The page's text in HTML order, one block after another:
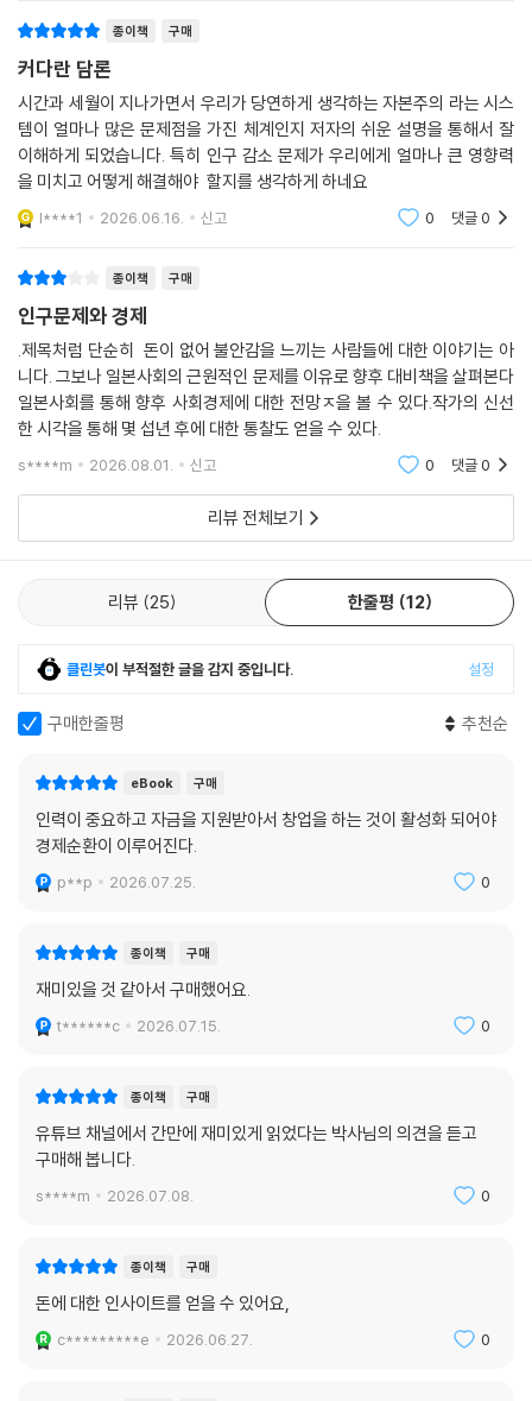
이더라도 돈이 순환하면 된다고 생각했다. 중요한 것은 ‘무엇에 쓸 것인
가?’가 아니라 ‘얼마나 쓸 것인가?’였으며 경제 효과나 GDP라는 숫자가
그 생각을 뒷받침하는 지표로 중시되었다. 그러나 이 생각에는 사람도 물
건도 풍부하게 존재한다는 전제가 깔려 있다.
--- 「제6장 '돈만 있으면'의 종말」 중에서
개인이 주식 투자를 시작해도 기업에는 그 돈이 거의 전달되지 않는다. “주
궤변일 뿐이다. 기업으로서는 주식보다 자사의 제품을 사 주는 편이 훨씬
식이 아니라 자사의 제품이다. 융자든 투자든 금융의 본래 역할은 ‘도전하
고 싶은 사람’에게 돈을 융통하는 것이다. 빵집을 열고 싶은 사람이나 표고
버섯의 재배법을 연구하는 회사에 자금을 전달하는 게 금융의 역할이다.
경제는 그들이 새로운 가치를 만들어 낼 때 비로소 성장한다. 돈 자체에는
아무런 힘도 없다. 누군가가 “무엇인가를 시작하고 싶습니다”라며 손을 들
때 비로소 힘을 발휘한다.
--- 「제7장 투자는 '나누는 것'이 아니라 '빼앗는 것'」 중에서
회에서 이 교육이 정말로 아이에게 도움이 될지 불안을 느끼는 사람, 주위
의 이직 소식을 듣고 자신에게도 적성에 맞는 다른 직장이 있지 않을까 고
않을까 마음이 괴로워지는 사람. 자신의 힘으로는 어찌할 도리가 없다는
와 연결되어 있다. 소비자로서, 노동자로서, 유권자로서, 보호자로서, 지역
반드시 존재한다. 소비자로서 일하는 사람의 부담을 조금이라도 줄여 주려
고 노력할 수 있다.
노동자로서 직장에서 젊은이들의 도전을 응원할 수 있다. 유권자로서 눈앞
호자로서 아이가 미래에 희망을 품도록 귀를 기울일 수 있다. 지역의 일원
아니라 지원하는 사람도 꼭 필요하다. 그저 조용히 응원하는 것만으로도
충분하다. 모난 돌이 정을 맞지 않는 것만으로도 미래는 달라진다. 중요한
--- 「제8장 아이들의 절망에서 찾은 희망」 중에서
종이책 구매
커다란 담론
시간과 세월이 지나가면서 우리가 당연하게 생각하는 자본주의 라는 시스
템이 얼마나 많은 문제점을 가진 체계인지 저자의 쉬운 설명을 통해서 잘
이해하게 되었습니다. 특히 인구 감소 문제가 우리에게 얼마나 큰 영향력
을 미치고 어떻게 해결해야 할지를 생각하게 하네요
l****1 2026.06.16. 신고 0 댓글0
종이책 구매
인구문제와 경제
.제목처럼 단순히 돈이 없어 불안감을 느끼는 사람들에 대한 이야기는 아
니다. 그보나 일본사회의 근원적인 문제를 이유로 향후 대비책을 살펴본다
일본사회를 통해 향후 사회경제에 대한 전망ㅈ을 볼 수 있다.작가의 신선
한 시각을 통해 몇 섭년 후에 대한 통찰도 얻을 수 있다.
s****m 2026.08.01. 신고 0 댓글0
리뷰 전체보기
리뷰 25 한줄평 12
클린봇이 부적절한 글을 감지 중입니다. 설정
구매한줄평 추천순
eBook 구매
인력이 중요하고 자금을 지원받아서 창업을 하는 것이 활성화 되어야
경제순환이 이루어진다.
p**p 2026.07.25. 0
종이책 구매
재미있을 것 같아서 구매했어요.
t******c 2026.07.15. 0
종이책 구매
유튜브 채널에서 간만에 재미있게 읽었다는 박사님의 의견을 듣고
구매해 봅니다.
s****m 2026.07.08. 0
종이책 구매
돈에 대한 인사이트를 얻을 수 있어요,
c*********e 2026.06.27. 0